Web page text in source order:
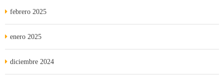
febrero 2025
enero 2025
diciembre 2024